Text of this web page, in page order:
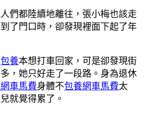
們都陸續地離往，張小梅也該走
到了門口時，卻發現裡面下起了年
包養本想打車回家，可是卻發現街
，她只好走了一段路。身為退休
車馬費身體不包養網車馬費太
就覺得累了。